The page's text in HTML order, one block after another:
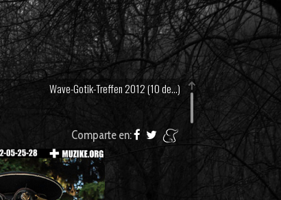
Wave-Gotik-Treffen 2012 (10 de...)
Comparte en: